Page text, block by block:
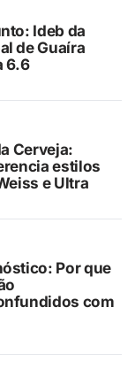
Ideb da
de Guaíra
6.6
Cerveja:
estilos
e Ultra
Por que
com